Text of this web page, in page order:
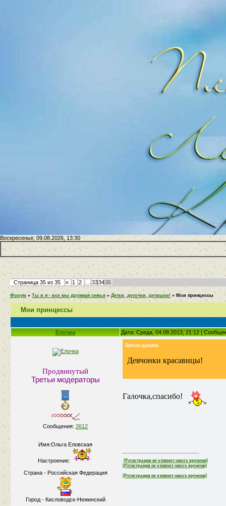
Воскресенье, 09.08.2026, 13:30
Страница 35 из 35 « 1 2 333435
Форум » Ты и я - все мы дружная семья » Детки, деточки, детишки! » Мои принцессы
Мои принцессы
Елочка Дата: Среда, 04.09.2013, 21:12 |
Продвинутый
Третьи модераторы
Сообщения: 2612
Имя:Ольга Еловская
Настроение:
Страна - Российская Федерация
Город - Кисловодск-Нежинский
Цитата (galabn)
Девчонки красавицы!
Галочка,спасибо!
[Регистрация не отнимет много времени]
[Регистрация не отнимет много времени]
[Регистрация не отнимет много времени]